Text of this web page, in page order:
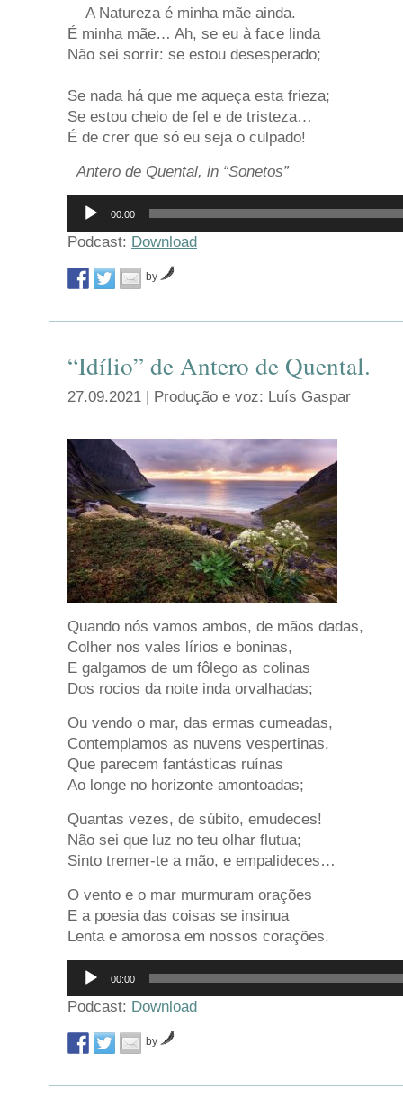
A Natureza é minha mãe ainda.
É minha mãe… Ah, se eu à face linda
Não sei sorrir: se estou desesperado;
Se nada há que me aqueça esta frieza;
Se estou cheio de fel e de tristeza…
É de crer que só eu seja o culpado!
Antero de Quental, in “Sonetos”
Reprodutor
áudio
00:00
Podcast: Download
by
“Idílio” de Antero de Quental.
27.09.2021 | Produção e voz: Luís Gaspar
Quando nós vamos ambos, de mãos dadas,
Colher nos vales lírios e boninas,
E galgamos de um fôlego as colinas
Dos rocios da noite inda orvalhadas;
Ou vendo o mar, das ermas cumeadas,
Contemplamos as nuvens vespertinas,
Que parecem fantásticas ruínas
Ao longe no horizonte amontoadas;
Quantas vezes, de súbito, emudeces!
Não sei que luz no teu olhar flutua;
Sinto tremer-te a mão, e empalideces…
O vento e o mar murmuram orações
E a poesia das coisas se insinua
Lenta e amorosa em nossos corações.
Reprodutor
áudio
00:00
Podcast: Download
by